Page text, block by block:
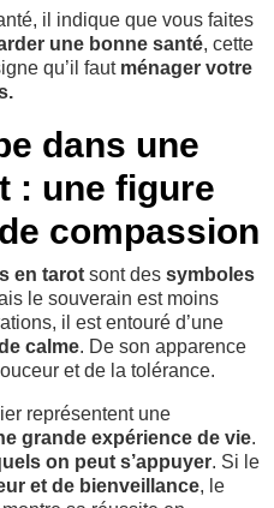
il indique que vous faites
une bonne santé, cette
qu’il faut ménager votre
dans une
: une figure
compassion
en tarot sont des symboles
le souverain est moins
il est entouré d’une
calme. De son apparence
et de la tolérance.
représentent une
grande expérience de vie.
on peut s’appuyer. Si le
et de bienveillance, le